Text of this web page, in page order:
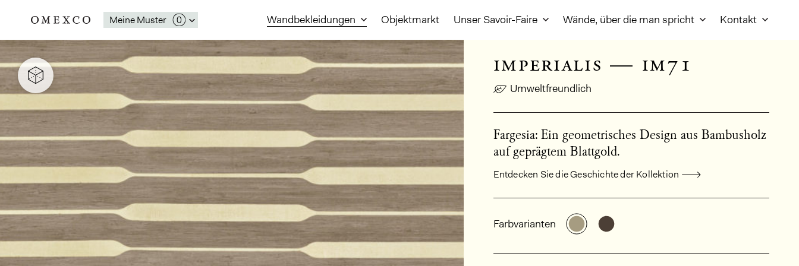
Meine Muster Wandbekleidungen Objektmarkt Unser Savoir-Faire Wände, über die man spricht Kontakt
imperialis — im71
Umweltfreundlich
Fargesia: Ein geometrisches Design aus Bambusholz
auf geprägtem Blattgold.
Entdecken Sie die Geschichte der Kollektion
Allgemeine Produktinformationen
Farbvarianten Weitere Varianten entdecken: IM71